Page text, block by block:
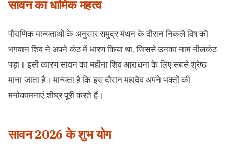
सावन का धार्मिक महत्व
पौराणिक मान्यताओं के अनुसार समुद्र मंथन के दौरान निकले विष को
भगवान शिव ने अपने कंठ में धारण किया था, जिससे उनका नाम नीलकंठ
पड़ा। इसी कारण सावन का महीना शिव आराधना के लिए सबसे श्रेष्ठ
माना जाता है। मान्यता है कि इस दौरान महादेव अपने भक्तों की
मनोकामनाएं शीघ्र पूरी करते हैं।
सावन 2026 के शुभ योग